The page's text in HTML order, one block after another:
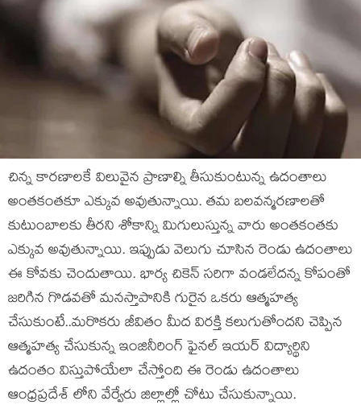
చిన్న కారణాలకే విలువైన ప్రాణాల్ని తీసుకుంటున్న ఉదంతాలు
అంతకంతకూ ఎక్కువ అవుతున్నాయి. తమ బలవన్మరణాలతో
కుటుంబాలకు తీరని శోకాన్ని మిగులుస్తున్న వారు అంతకంతకు
ఎక్కువ అవుతున్నాయి. ఇప్పుడు వెలుగు చూసిన రెండు ఉదంతాలు
ఈ కోవకు చెందుతాయి. భార్య చికెన్ సరిగా వండలేదన్న కోపంతో
జరిగిన గొడవతో మనస్తాపానికి గురైన ఒకరు ఆత్మహత్య
చేసుకుంటే..మరొకరు జీవితం మీద విరక్తి కలుగుతోందని చెప్పిన
ఆత్మహత్య చేసుకున్న ఇంజినీరింగ్ ఫైనల్ ఇయర్ విద్యార్థిని
ఉదంతం విస్తుపోయేలా చేస్తోంది ఈ రెండు ఉదంతాలు
ఆంధ్రప్రదేశ్ లోని వేర్వేరు జిల్లాల్లో చోటు చేసుకున్నాయి.